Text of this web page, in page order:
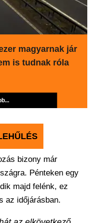
magyarnak jár
is tudnak róla
bizony már
Pénteken egy
majd felénk, ez
az időjárásban.